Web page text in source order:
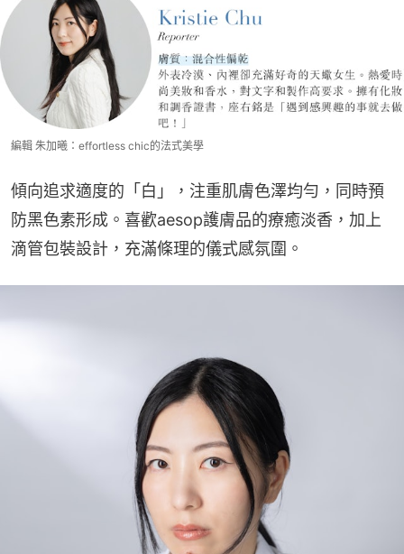
編輯 朱加曦：effortless chic的法式美學
傾向追求適度的「白」，注重肌膚色澤均勻，同時預
防黑色素形成。喜歡aesop護膚品的療癒淡香，加上
滴管包裝設計，充滿條理的儀式感氛圍。